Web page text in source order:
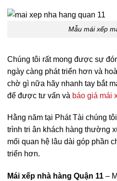
Mẫu mái xếp
Chúng tôi rất mong được sự
ngày càng phát triển hơn và
chờ gì nữa hãy nhanh tay bắt
để được tư vấn và báo giá mái
Hằng năm tại Phát Tài chúng
trình tri ân khách hàng thường
mối quan hệ lâu dài góp phần
triển hơn.
Mái xếp nhà hàng Quận 11 –